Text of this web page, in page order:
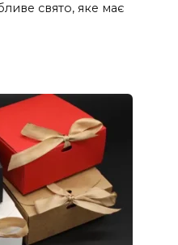
свято, яке має